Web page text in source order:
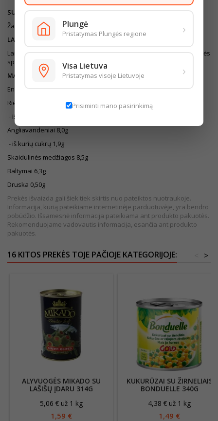
SUDEDAMOSIOS DALYS
Žalieji žirneliai, vanduo, cukrus, druska.
LAIKYMO SĄLYGOS:
Laikyti nuo 0˚C iki +25˚C temperatūroje. Saugoti nuo tiesioginių saulės
spindulių.
MAISTINGUMO VERTĖ (100G)
Energinė vertė 341kJ/81kcal
Riebalai 0,8g
- iš kurių sočiųjų riebalų rūgščių 0,2g
Angliavandeniai 8,0g
- iš kurių cukrų 1,9g
Skaidulinės medžiagos 8,5g
Baltymai 6,3g
Druska 0,50g
Prekės išvaizda gali šiek tiek skirtis nuo pateiktos nuotraukoje.
Informacija, kurią pateikiame internetinėje parduotuvėje, yra bendro
pobūdžio. Išsamesnė informacija pateikiama ant produkto pakuotės.
Rekomenduojame vadovautis informacija, esančia ant produkto
pakuotės.
16 KITOS PREKĖS TOJE PAČIOJE KATEGORIJOJE: >
ALYVUOGĖS MIKADO SU
LAŠIŠŲ ĮDARU 314G
5,06 € už 1 kg
1,59 €
KUKURŪZAI SU ŽIRNELIAIS
BONDUELLE 340G
4,38 € už 1 kg
1,49 €
Plungė
Pristatymas Plungės regione ›
Visa Lietuva
Pristatymas visoje Lietuvoje ›
Prisiminti mano pasirinkimą